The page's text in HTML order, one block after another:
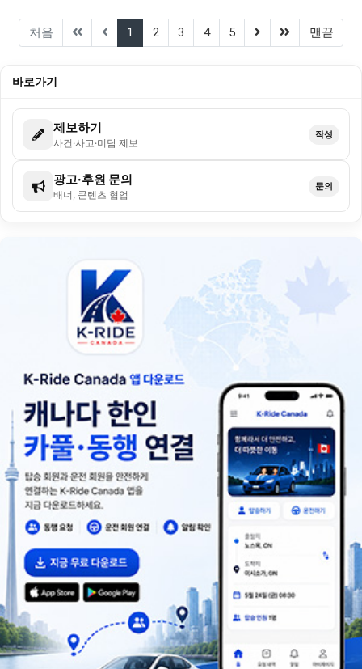
처음 1 (current)
2 3 4 5 (next)(last)맨끝
바로가기
제보하기
사건·사고·미담 제보
작성
광고·후원 문의
배너, 콘텐츠 협업
문의